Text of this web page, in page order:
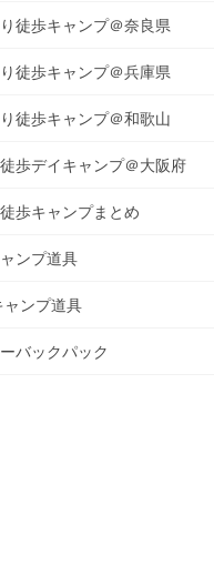
徒歩キャンプ＠奈良県
徒歩キャンプ＠兵庫県
徒歩キャンプ＠和歌山
歩デイキャンプ＠大阪府
歩キャンプまとめ
ンプ道具
ャンプ道具
バックパック